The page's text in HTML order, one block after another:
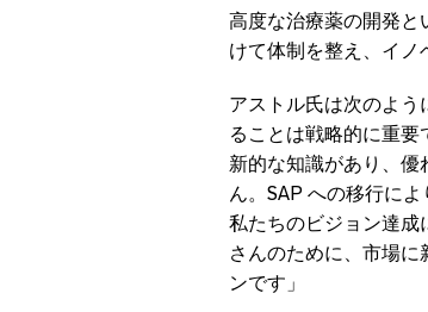
高度な治療薬の開発と
けて体制を整え、イノ
アストル氏は次のよう
ることは戦略的に重
新的な知識があり、
ん。SAP への移行に
私たちのビジョン達成
さんのために、市場
ンです」